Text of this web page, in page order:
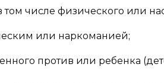
том числе физического или
или наркоманией;
против или ребенка